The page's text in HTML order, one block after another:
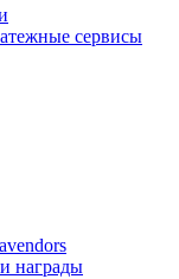
сервисы
награды